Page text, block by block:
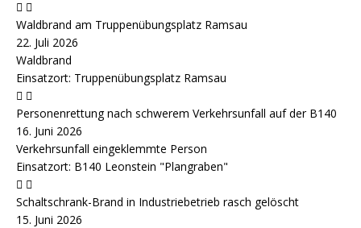
Waldbrand am Truppenübungsplatz Ramsau
22. Juli 2026
Waldbrand
Einsatzort: Truppenübungsplatz Ramsau
Personenrettung nach schwerem Verkehrsunfall auf der B140
16. Juni 2026
Verkehrsunfall eingeklemmte Person
Einsatzort: B140 Leonstein "Plangraben"
Schaltschrank-Brand in Industriebetrieb rasch gelöscht
15. Juni 2026